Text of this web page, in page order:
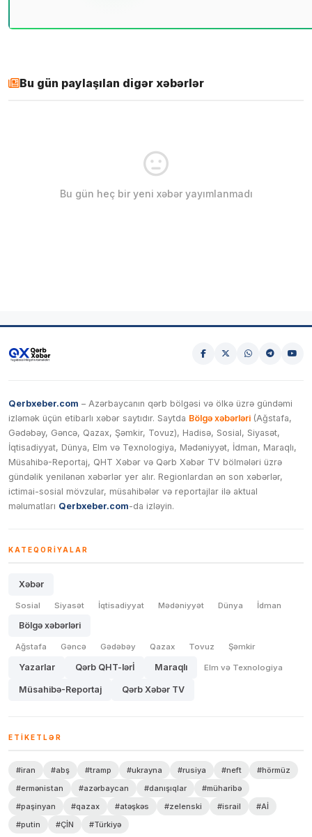
Bu gün paylaşılan digər xəbərlər
Bu gün heç bir yeni xəbər yayımlanmadı
Qerbxeber.com – Azərbaycanın qərb bölgəsi və ölkə üzrə gündəmi
izləmək üçün etibarlı xəbər saytıdır. Saytda Bölgə xəbərləri (Ağstafa,
Gədəbəy, Gəncə, Qazax, Şəmkir, Tovuz), Hadisə, Sosial, Siyasət,
İqtisadiyyat, Dünya, Elm və Texnologiya, Mədəniyyət, İdman, Maraqlı,
Müsahibə-Reportaj, QHT Xəbər və Qərb Xəbər TV bölmələri üzrə
gündəlik yenilənən xəbərlər yer alır. Regionlardan ən son xəbərlər,
ictimai-sosial mövzular, müsahibələr və reportajlar ilə aktual
məlumatları Qerbxeber.com-da izləyin.
KATEQORIYALAR
Xəbər
Sosial Siyasət İqtisadiyyat Mədəniyyət Dünya İdman
Bölgə xəbərləri
Ağstafa Gəncə Gədəbəy Qazax Tovuz Şəmkir
Yazarlar Qərb QHT-lərİ Maraqlı Elm və Texnologiya
Müsahibə-Reportaj Qərb Xəbər TV
ETIKETLƏR
#iran #abş #tramp #ukrayna #rusiya #neft
#hörmüz
#ermənistan
#azərbaycan #danışıqlar
#müharibə
#paşinyan
#qazax #atəşkəs #zelenski #israil
#Aİ
#putin
#ÇİN #Türkiyə